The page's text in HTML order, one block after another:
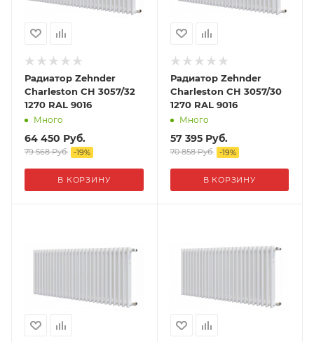
Радиатор Zehnder
Charleston CH 3057/32
1270 RAL 9016
Много
64 450 Руб.
79 568Руб. -19%
В КОРЗИНУ
Радиатор Zehnder
Charleston CH 3057/30
1270 RAL 9016
Много
57 395Руб.
70 858Руб. -19%
В КОРЗИНУ